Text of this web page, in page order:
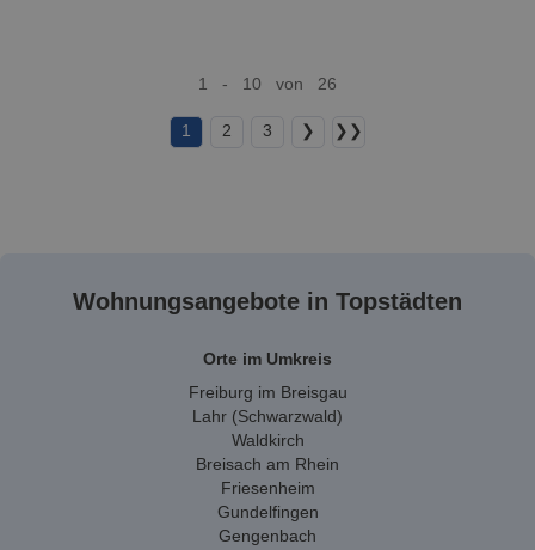
1 - 10 von 26
1 2 3 ❯ ❯❯
Wohnungsangebote in Topstädten
Orte im Umkreis
Freiburg im Breisgau
Lahr (Schwarzwald)
Waldkirch
Breisach am Rhein
Friesenheim
Gundelfingen
Gengenbach